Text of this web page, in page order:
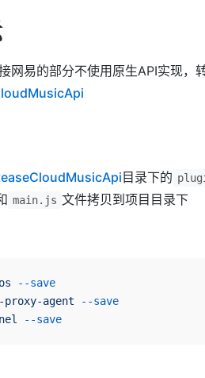
网易的部分不使用原生API实现，
目录下的
main.js 文件拷贝到项目目录下
--save
proxy-agent --save
--save